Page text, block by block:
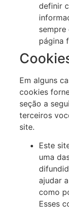
definir
página
Em alguns
cookies
seção a
terceiros
site.
Este
uma
ajudar
como
Esses